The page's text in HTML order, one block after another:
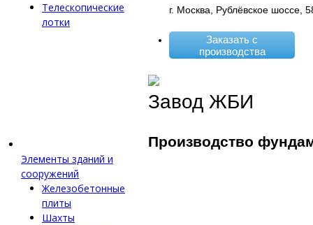
Телескопические
лотки
Элементы зданий и
сооружений
Железобетонные
плиты
Шахты
г. Москва, Рублёвское шоссе,
Заказать с
производства
Завод ЖБИ
Производство